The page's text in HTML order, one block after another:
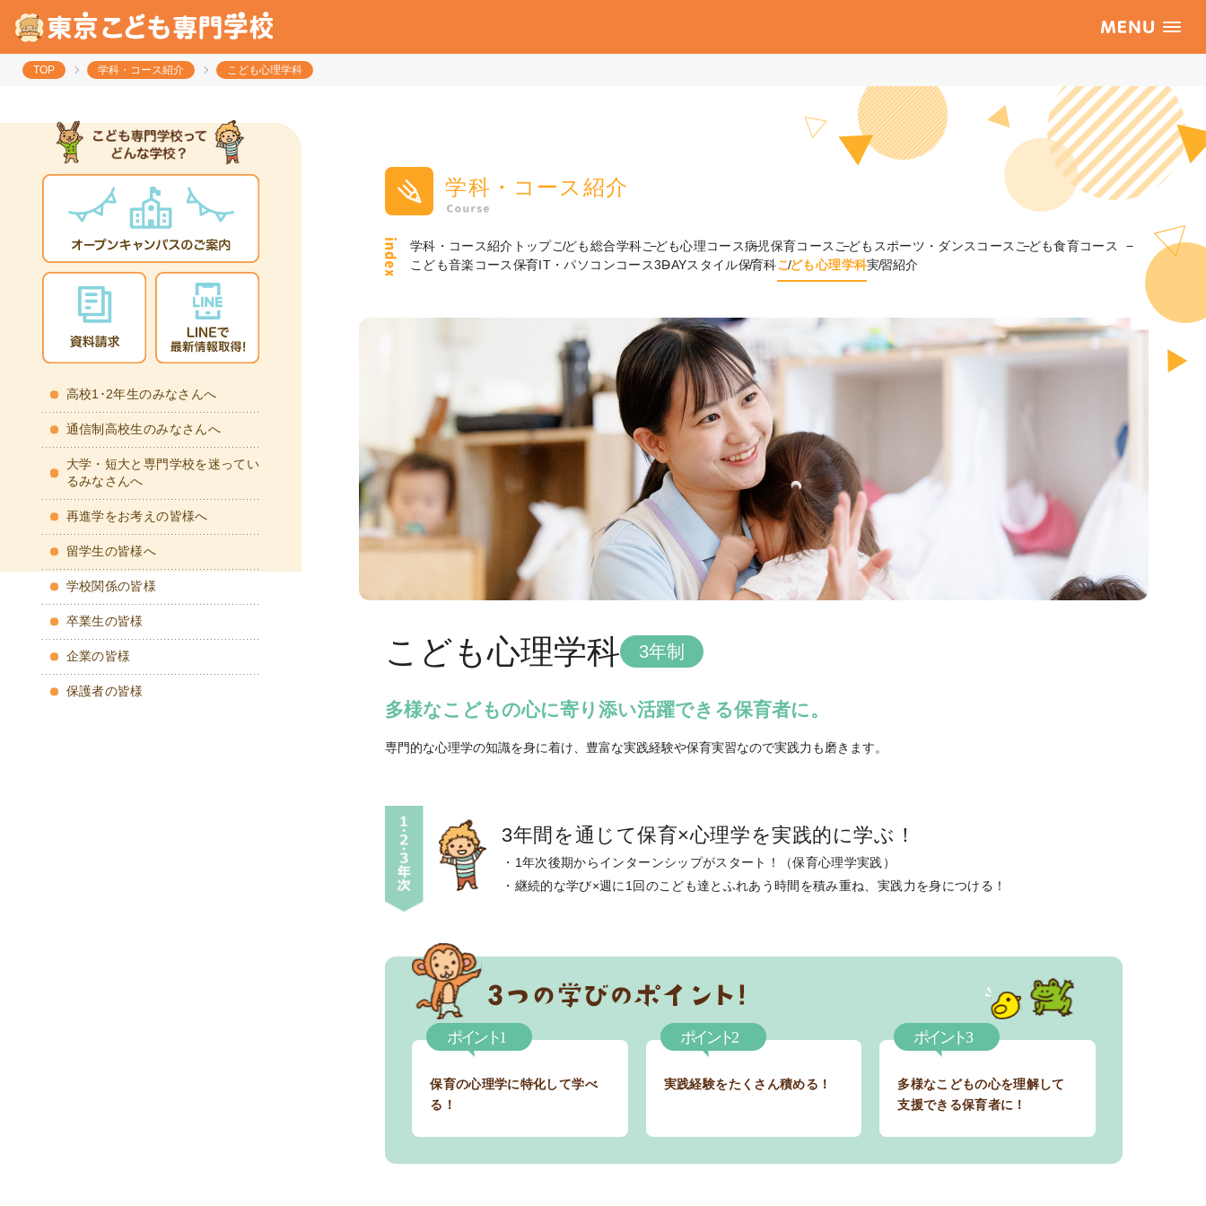
TOP 学科・コース紹介 こども心理学科
高校1･2年生のみなさんへ
通信制高校生のみなさんへ
大学・短大と専門学校を迷ってい
るみなさんへ
再進学をお考えの皆様へ
留学生の皆様へ
学校関係の皆様
卒業生の皆様
企業の皆様
保護者の皆様
学科・コース紹介
学科・コース紹介トップこども総合学科こども心理コース病児保育コース こどもスポーツ・ダンスコース こども食育コース
こども音楽コース保育IT・パソコンコース3DAYスタイル保育科こども心理学科実習紹介
こども心理学科 3年制
多様なこどもの心に寄り添い活躍できる保育者に。
専門的な心理学の知識を身に着け、豊富な実践経験や保育実習なので実践力も磨きます。
3年間を通じて保育×心理学を実践的に学ぶ！
・1年次後期からインターンシップがスタート！（保育心理学実践）
・継続的な学び×週に1回のこども達とふれあう時間を積み重ね、実践力を身につける！
保育の心理学に特化して学べ
る！
実践経験をたくさん積める！
多様なこどもの心を理解して
支援できる保育者に！